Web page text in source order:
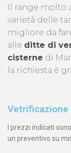
Il range
varietà delle
migliore da
alle ditte di
cisterne di
la richiesta è
I prezzi indicati
un preventivo su